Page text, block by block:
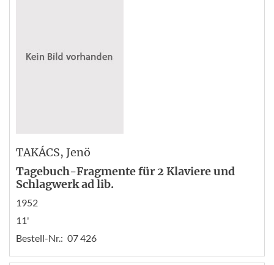
TAKÁCS, Jenö
Tagebuch-Fragmente für 2 Klaviere und
Schlagwerk ad lib.
1952
11'
Bestell-Nr.: 07 426